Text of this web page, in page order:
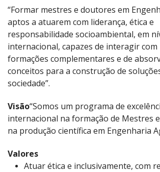
“Formar mestres e doutores em
aptos a atuarem com liderança, ética e
responsabilidade socioambiental, em
internacional, capazes de interagir
formações complementares e de
conceitos para a construção de
sociedade”.
Visão“Somos um programa de
internacional na formação de Mestres
na produção científica em Engenharia
Valores
Atuar ética e inclusivamente, com